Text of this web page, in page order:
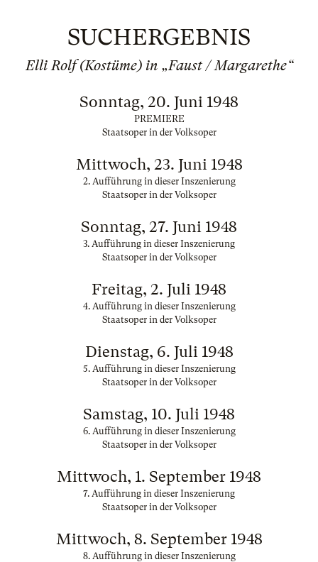
SUCHERGEBNIS
Elli Rolf (Kostüme) in „Faust / Margarethe“
Sonntag, 20. Juni 1948
PREMIERE
Staatsoper in der Volksoper
Mittwoch, 23. Juni 1948
2. Aufführung in dieser Inszenierung
Staatsoper in der Volksoper
Sonntag, 27. Juni 1948
3. Aufführung in dieser Inszenierung
Staatsoper in der Volksoper
Freitag, 2. Juli 1948
4. Aufführung in dieser Inszenierung
Staatsoper in der Volksoper
Dienstag, 6. Juli 1948
5. Aufführung in dieser Inszenierung
Staatsoper in der Volksoper
Samstag, 10. Juli 1948
6. Aufführung in dieser Inszenierung
Staatsoper in der Volksoper
Mittwoch, 1. September 1948
7. Aufführung in dieser Inszenierung
Staatsoper in der Volksoper
Mittwoch, 8. September 1948
8. Aufführung in dieser Inszenierung